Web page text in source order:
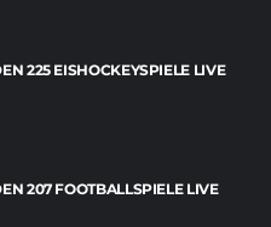
225 EISHOCKEYSPIELE LIVE
207 FOOTBALLSPIELE LIVE